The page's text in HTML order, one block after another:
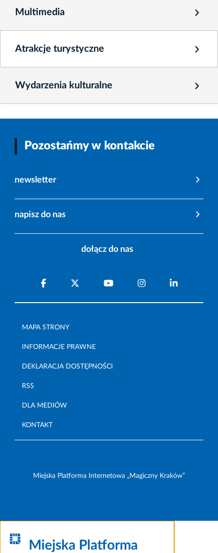
Multimedia
Atrakcje turystyczne
Wydarzenia kulturalne
Pozostańmy w kontakcie
newsletter
napisz do nas
dołącz do nas
MAPA STRONY
INFORMACJE PRAWNE
DEKLARACJA DOSTĘPNOŚCI
RSS
DLA MEDIÓW
KONTAKT
Miejska Platforma Internetowa „Magiczny Kraków”
Miejska Platforma